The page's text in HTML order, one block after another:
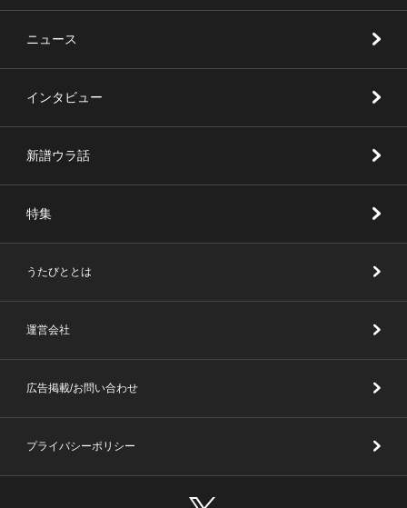
ニュース
インタビュー
新譜ウラ話
特集
うたびととは
運営会社
広告掲載/お問い合わせ
プライバシーポリシー